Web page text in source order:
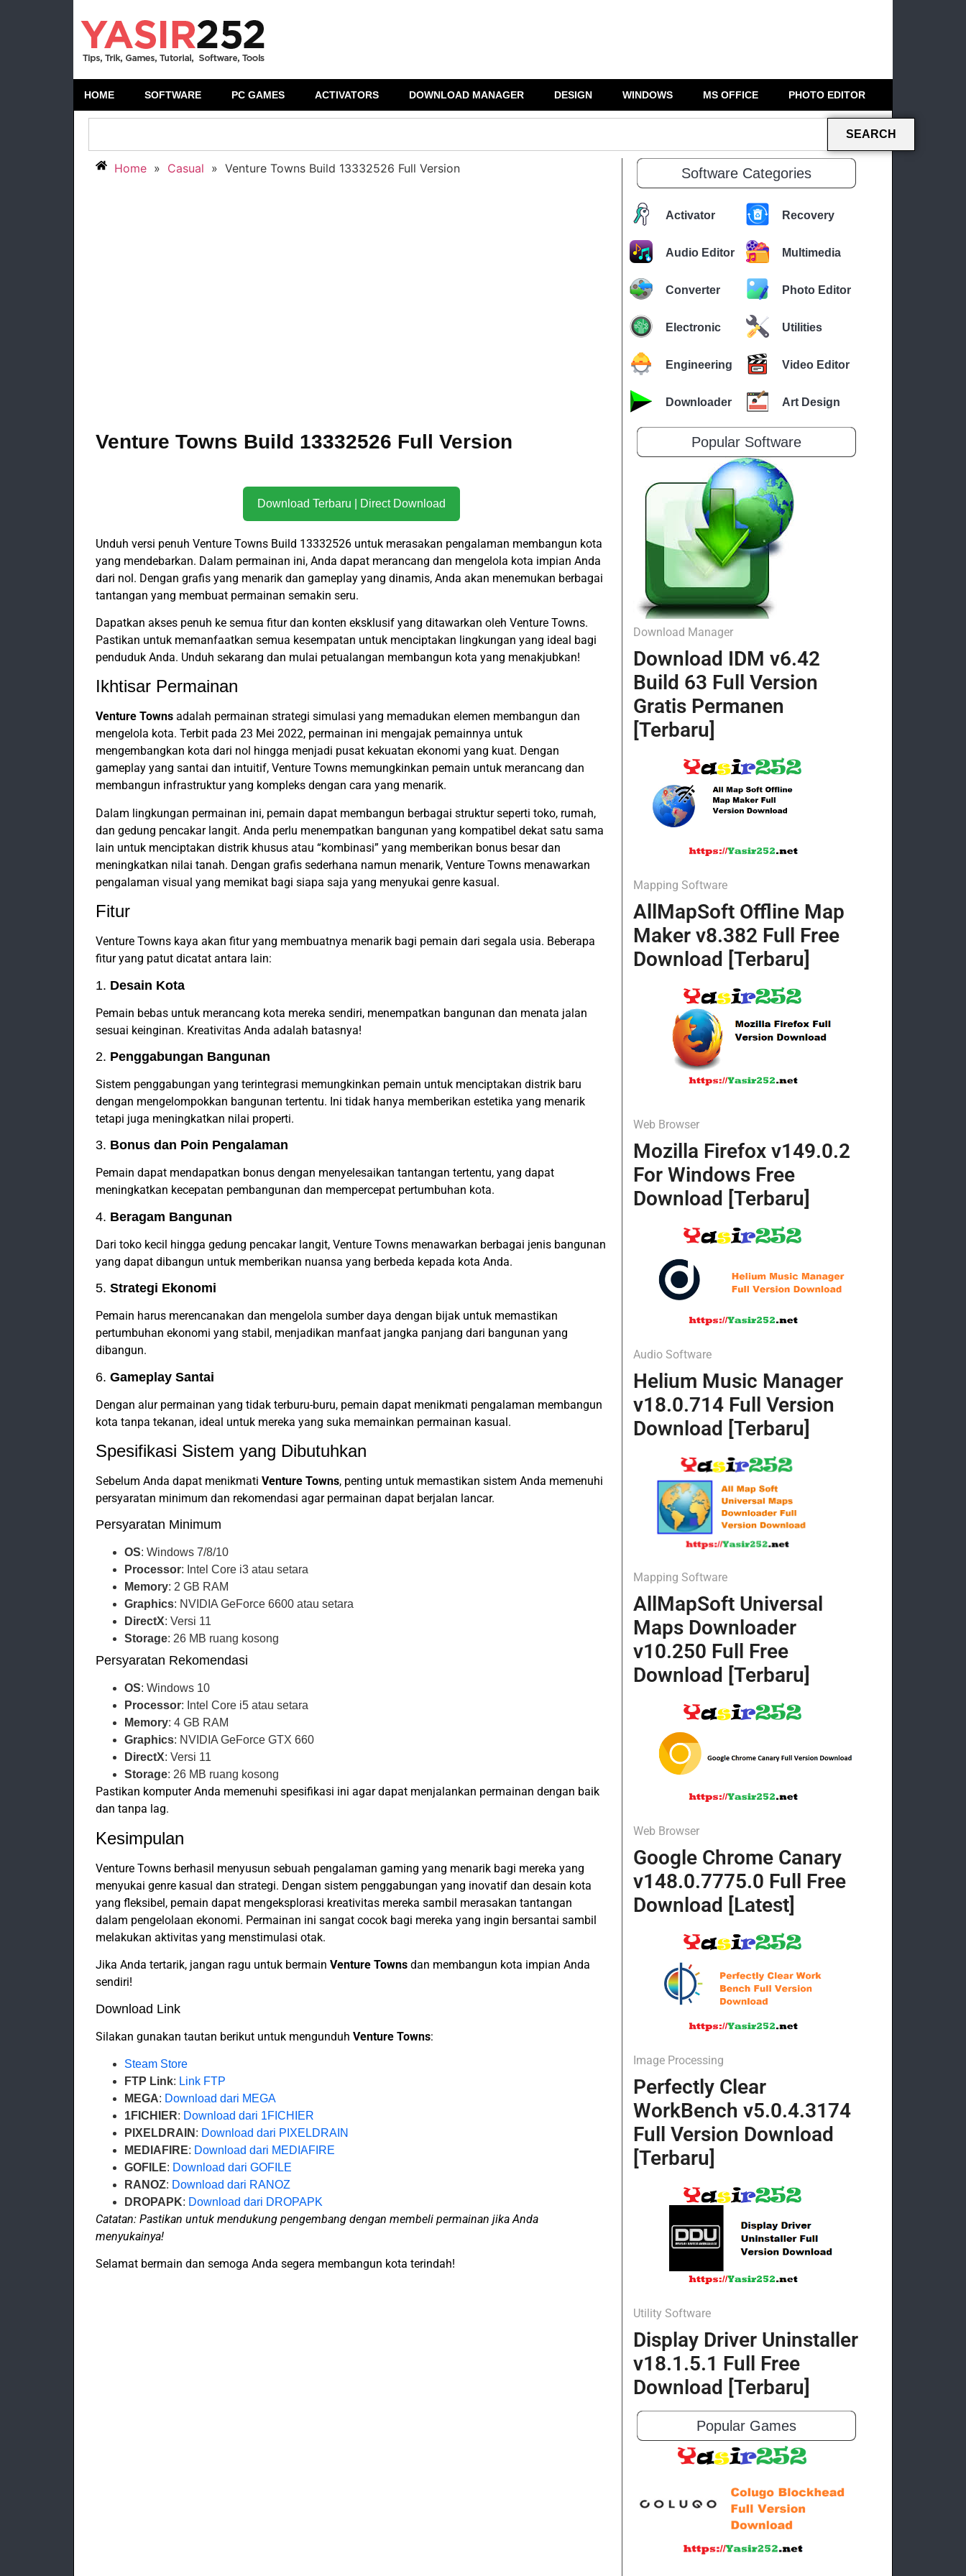
HOME SOFTWARE PC GAMES ACTIVATORS DOWNLOAD MANAGER DESIGN WINDOWS MS OFFICE PHOTO EDITOR
SEARCH
Home » Casual » Venture Towns Build 13332526 Full Version
Venture Towns Build 13332526 Full Version
Download Terbaru | Direct Download
Unduh versi penuh Venture Towns Build 13332526 untuk merasakan pengalaman membangun kota
yang mendebarkan. Dalam permainan ini, Anda dapat merancang dan mengelola kota impian Anda
dari nol. Dengan grafis yang menarik dan gameplay yang dinamis, Anda akan menemukan berbagai
tantangan yang membuat permainan semakin seru.
Dapatkan akses penuh ke semua fitur dan konten eksklusif yang ditawarkan oleh Venture Towns.
Pastikan untuk memanfaatkan semua kesempatan untuk menciptakan lingkungan yang ideal bagi
penduduk Anda. Unduh sekarang dan mulai petualangan membangun kota yang menakjubkan!
Ikhtisar Permainan
Venture Towns adalah permainan strategi simulasi yang memadukan elemen membangun dan
mengelola kota. Terbit pada 23 Mei 2022, permainan ini mengajak pemainnya untuk
mengembangkan kota dari nol hingga menjadi pusat kekuatan ekonomi yang kuat. Dengan
gameplay yang santai dan intuitif, Venture Towns memungkinkan pemain untuk merancang dan
membangun infrastruktur yang kompleks dengan cara yang menarik.
Dalam lingkungan permainan ini, pemain dapat membangun berbagai struktur seperti toko, rumah,
dan gedung pencakar langit. Anda perlu menempatkan bangunan yang kompatibel dekat satu sama
lain untuk menciptakan distrik khusus atau “kombinasi” yang memberikan bonus besar dan
meningkatkan nilai tanah. Dengan grafis sederhana namun menarik, Venture Towns menawarkan
pengalaman visual yang memikat bagi siapa saja yang menyukai genre kasual.
Fitur
Venture Towns kaya akan fitur yang membuatnya menarik bagi pemain dari segala usia. Beberapa
fitur yang patut dicatat antara lain:
1. Desain Kota
Pemain bebas untuk merancang kota mereka sendiri, menempatkan bangunan dan menata jalan
sesuai keinginan. Kreativitas Anda adalah batasnya!
2. Penggabungan Bangunan
Sistem penggabungan yang terintegrasi memungkinkan pemain untuk menciptakan distrik baru
dengan mengelompokkan bangunan tertentu. Ini tidak hanya memberikan estetika yang menarik
tetapi juga meningkatkan nilai properti.
3. Bonus dan Poin Pengalaman
Pemain dapat mendapatkan bonus dengan menyelesaikan tantangan tertentu, yang dapat
meningkatkan kecepatan pembangunan dan mempercepat pertumbuhan kota.
4. Beragam Bangunan
Dari toko kecil hingga gedung pencakar langit, Venture Towns menawarkan berbagai jenis bangunan
yang dapat dibangun untuk memberikan nuansa yang berbeda kepada kota Anda.
5. Strategi Ekonomi
Pemain harus merencanakan dan mengelola sumber daya dengan bijak untuk memastikan
pertumbuhan ekonomi yang stabil, menjadikan manfaat jangka panjang dari bangunan yang
dibangun.
6. Gameplay Santai
Dengan alur permainan yang tidak terburu-buru, pemain dapat menikmati pengalaman membangun
kota tanpa tekanan, ideal untuk mereka yang suka memainkan permainan kasual.
Spesifikasi Sistem yang Dibutuhkan
Sebelum Anda dapat menikmati Venture Towns, penting untuk memastikan sistem Anda memenuhi
persyaratan minimum dan rekomendasi agar permainan dapat berjalan lancar.
Persyaratan Minimum
OS: Windows 7/8/10
Processor: Intel Core i3 atau setara
Memory: 2 GB RAM
Graphics: NVIDIA GeForce 6600 atau setara
DirectX: Versi 11
Storage: 26 MB ruang kosong
Persyaratan Rekomendasi
OS: Windows 10
Processor: Intel Core i5 atau setara
Memory: 4 GB RAM
Graphics: NVIDIA GeForce GTX 660
DirectX: Versi 11
Storage: 26 MB ruang kosong
Pastikan komputer Anda memenuhi spesifikasi ini agar dapat menjalankan permainan dengan baik
dan tanpa lag.
Kesimpulan
Venture Towns berhasil menyusun sebuah pengalaman gaming yang menarik bagi mereka yang
menyukai genre kasual dan strategi. Dengan sistem penggabungan yang inovatif dan desain kota
yang fleksibel, pemain dapat mengeksplorasi kreativitas mereka sambil merasakan tantangan
dalam pengelolaan ekonomi. Permainan ini sangat cocok bagi mereka yang ingin bersantai sambil
melakukan aktivitas yang menstimulasi otak.
Jika Anda tertarik, jangan ragu untuk bermain Venture Towns dan membangun kota impian Anda
sendiri!
Download Link
Silakan gunakan tautan berikut untuk mengunduh Venture Towns:
Steam Store
FTP Link: Link FTP
MEGA: Download dari MEGA
1FICHIER: Download dari 1FICHIER
PIXELDRAIN : Download dari PIXELDRAIN
MEDIAFIRE: Download dari MEDIAFIRE
GOFILE: Download dari GOFILE
RANOZ: Download dari RANOZ
DROPAPK: Download dari DROPAPK
Catatan: Pastikan untuk mendukung pengembang dengan membeli permainan jika Anda
menyukainya!
Selamat bermain dan semoga Anda segera membangun kota terindah!
Software Categories
Activator Recovery
Audio Editor Multimedia
Converter Photo Editor
Electronic Utilities
Engineering Video Editor
Downloader Art Design
Popular Software
Download Manager
Download IDM v6.42
Build 63 Full Version
Gratis Permanen
[Terbaru]
Mapping Software
AllMapSoft Offline Map
Maker v8.382 Full Free
Download [Terbaru]
Web Browser
Mozilla Firefox v149.0.2
For Windows Free
Download [Terbaru]
Audio Software
Helium Music Manager
v18.0.714 Full Version
Download [Terbaru]
Mapping Software
AllMapSoft Universal
Maps Downloader
v10.250 Full Free
Download [Terbaru]
Web Browser
Google Chrome Canary
v148.0.7775.0 Full Free
Download [Latest]
Image Processing
Perfectly Clear
WorkBench v5.0.4.3174
Full Version Download
[Terbaru]
Utility Software
Display Driver Uninstaller
v18.1.5.1 Full Free
Download [Terbaru]
Popular Games